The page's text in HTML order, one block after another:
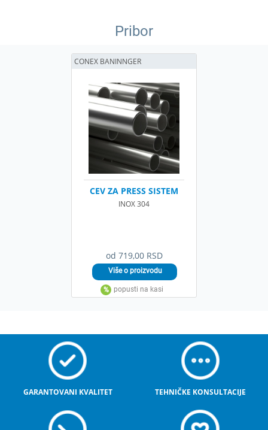
Pribor
od 719,00 RSD
CEV ZA PRESS SISTEM
INOX 304
CONEX BANINNGER
GARANTOVANI KVALITET TEHNIČKE KONSULTACIJE